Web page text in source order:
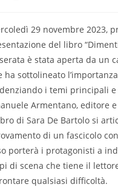
29 novembre 2023,
del libro
è stata aperta da un
ha sottolineato
i temi principali
Armentano, editore
di Sara De Bartolo si
di un fascicolo
porterà i protagonisti a
di scena che tiene il
qualsiasi difficoltà.